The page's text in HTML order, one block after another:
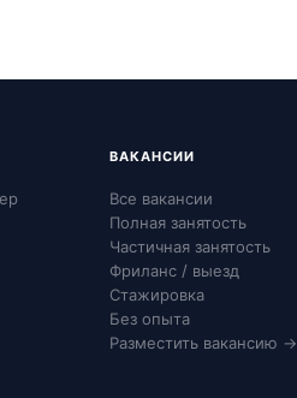
ВАКАНСИИ
Все вакансии
Полная занятость
Частичная занятость
Фриланс / выезд
Стажировка
Без опыта
Разместить вакансию →